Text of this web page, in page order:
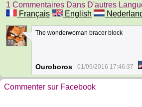
1 Commentaires Dans D'autres
Français
English
28
The wonderwoman bracer block
Ouroboros 01/09/2016 17:46:37
Commenter sur Facebook